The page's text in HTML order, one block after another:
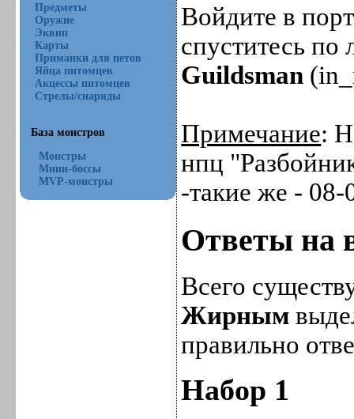
Предметы
Оружие
Эквип
Карты
Приманки для петов
Яйца питомцев
Акцессы питомцев
Стрелы/снаряды
База монстров
Монстры
Мини-боссы
MVP-монстры
Войдите в
спуститесь по
Guildsman
Примечание:
нпц
-такие же -
Ответы на
Всего
Жирным
правильно
Набор 1